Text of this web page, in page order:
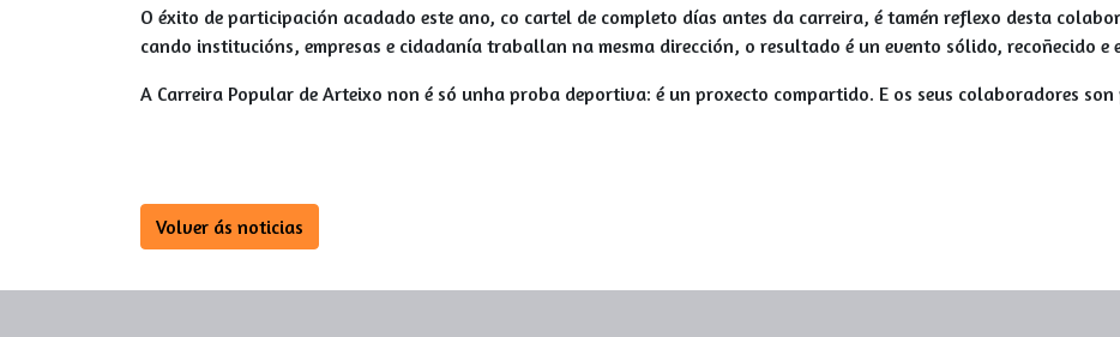
O éxito de participación acadado este ano, co cartel de completo días antes da carreira, é tamén reflexo desta
cando institucións, empresas e cidadanía traballan na mesma dirección, o resultado é un evento sólido, recoñecido e
A Carreira Popular de Arteixo non é só unha proba deportiva: é un proxecto compartido. E os seus colaboradores
Volver ás noticias